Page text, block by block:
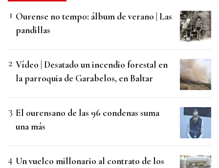
Ourense no tempo: álbum de verano | Las
pandillas
Vídeo | Desatado un incendio forestal en
la parroquia de Garabelos, en Baltar
El ourensano de las 96 condenas suma
una más
Un vuelco millonario al contrato de los